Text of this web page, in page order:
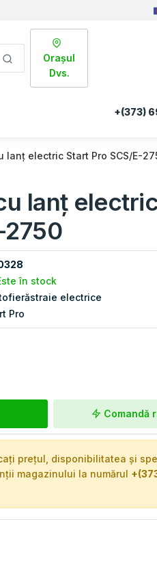
Orașul
Dvs.
+(373)
lanţ electric Start Pro SCS/E-
lanţ
2750
în stock
electrice
Pro
Comandă
prețul, disponibilitatea și
magazinului la numărul